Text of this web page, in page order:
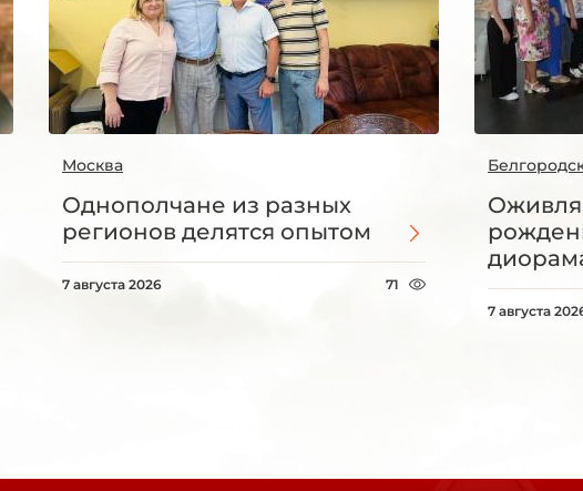
Москва
Однополчане из разных
регионов делятся опытом
7 августа 2026 71
7 августа